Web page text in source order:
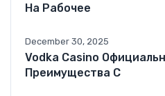
На Рабочее
December 30, 2025
Vodka Casino
Преимущества С